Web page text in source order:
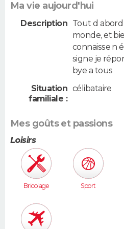
Ma vie aujourd'hui
Description Tout d
monde, et
connaisse n
signe je
bye a tous
Situation
familiale :
célibataire
Mes goûts et passions
Loisirs
Bricolage Sport